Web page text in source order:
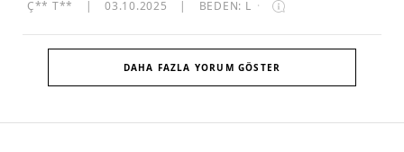
Ç** T** | 03.10.2025 | BEDEN: L ·
DAHA FAZLA YORUM GÖSTER